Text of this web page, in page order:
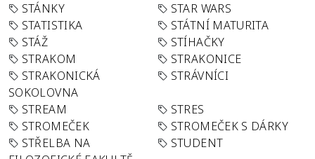
STÁNKY
STAR WARS
STATISTIKA
STÁTNÍ MATURITA
STÁŽ
STÍHAČKY
STRAKOM
STRAKONICE
STRAKONICKÁ
SOKOLOVNA
STRÁVNÍCI
STREAM
STRES
STROMEČEK
STROMEČEK S DÁRKY
STŘELBA NA
STUDENT